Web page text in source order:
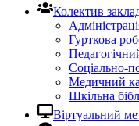
Колектив
Гурткова
Соціально-
Медичний
Шкільна
Віртуальний